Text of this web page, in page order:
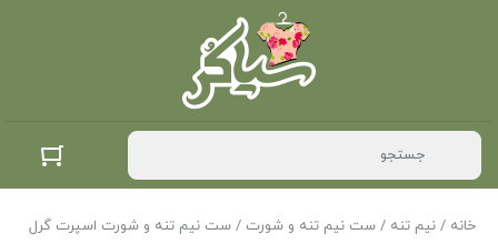
خانه / نیم تنه / ست نیم تنه و شورت / ست نیم تنه و شورت اسپرت گرل